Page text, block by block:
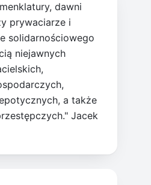
dawni
prywaciarze i
solidarnościowego
niejawnych
a także
Jacek